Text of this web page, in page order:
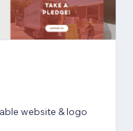
website & logo